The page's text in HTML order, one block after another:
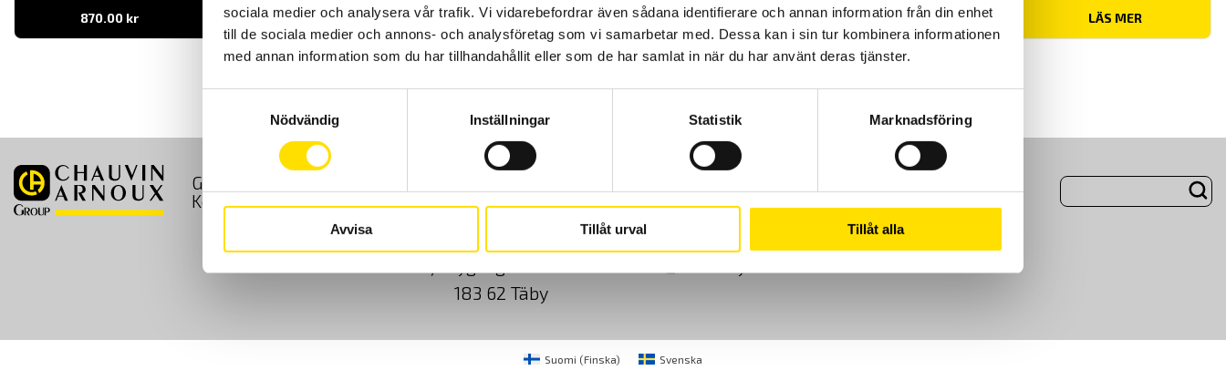
sociala medier och analysera vår trafik. Vi vidarebefordrar även sådana identifierare och annan information från din enhet
till de sociala medier och annons- och analysföretag som vi samarbetar med. Dessa kan i sin tur kombinera informationen
med annan information som du har tillhandahållit eller som de har samlat in när du har använt deras tjänster.
Nödvändig
Inställningar Statistik Marknadsföring
Avvisa Tillåt urval Tillåt alla
870.00 kr LÄS MER 2,390.00kr–3,110.00krPrisintervall:
2,390.00 kr
till
3,110.00 kr
LÄS MER 1,115.00 kr– 3,160.00kr
1,115.00 kr
till
LÄS MER
GDPR
Kontakt
183 62 Täby
08-50 52 68 00
Suomi (Finska) Svenska